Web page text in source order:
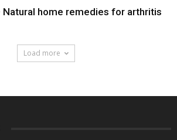
Natural home remedies for arthritis
Load more